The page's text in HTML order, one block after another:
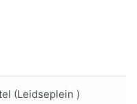
(Leidseplein )